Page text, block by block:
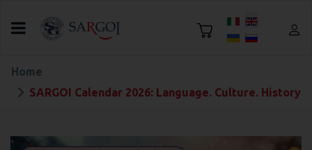
Select your language
Home
SARGOI Calendar 2026: Language. Culture. History